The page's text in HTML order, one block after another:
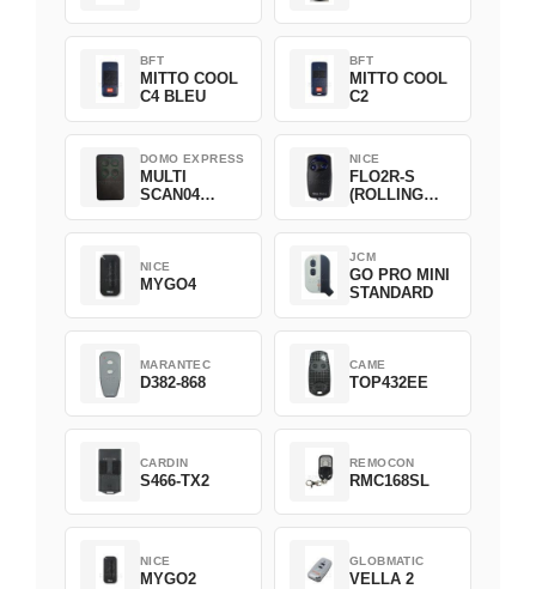
BFT
MITTO COOL
C4 BLEU
BFT
MITTO COOL
C2
DOMO EXPRESS
MULTI
SCAN04
NICE
FLO2R-S
(ROLLING
NICE
MYGO4
JCM
GO PRO MINI
STANDARD
MARANTEC
D382-868
CAME
TOP432EE
CARDIN
S466-TX2
REMOCON
RMC168SL
NICE
MYGO2
GLOBMATIC
VELLA 2